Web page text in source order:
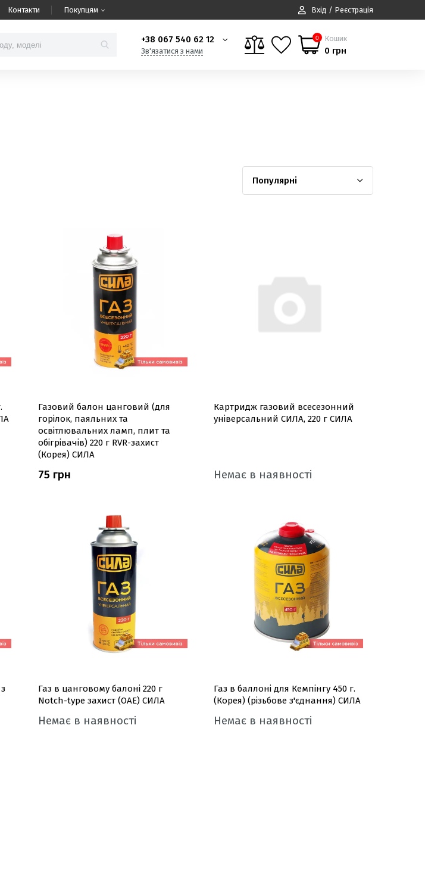
Контакти Покупцям Вхід / Реєстрація
+38 067 540 62 12
Зв'язатися з нами
0 Кошик
0 грн
Популярні
Газовий балон цанговий (для
горілок, паяльних та
освітлювальних ламп, плит та
обігрівачів) 220 г RVR-захист
(Корея) СИЛА
75 грн
Картридж газовий всесезонний
універсальний СИЛА, 220 г СИЛА
Немає в наявності
Газ в цанговому балоні 220 г
Notch-type захист (ОАЕ) СИЛА
Немає в наявності
Газ в баллоні для Кемпінгу 450 г.
(Корея) (різьбове з'єднання) СИЛА
Немає в наявності